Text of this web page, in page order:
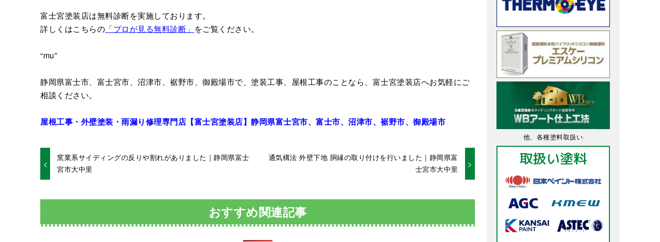
富士宮塗装店は無料診断を実施しております。
詳しくはこちらの 「プロが見る無料診断」 をご覧ください。
“mu”
静岡県富士市、富士宮市、沼津市、裾野市、御殿場市で、塗装工事、屋根工事のことなら、富士宮塗装店へお気軽にご
相談ください。
屋根工事・外壁塗装・雨漏り修理専門店【富士宮塗装店】静岡県富士宮市、富士市、沼津市、裾野市、御殿場市
窯業系サイディングの反りや割れがありました｜静岡県富士
宮市大中里
通気構法 外壁下地 胴縁の取り付けを行いました｜静岡県富
士宮市大中里
おすすめ関連記事
他、各種塗料取扱い
取扱い塗料